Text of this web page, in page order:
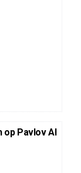
op Pavlov AI